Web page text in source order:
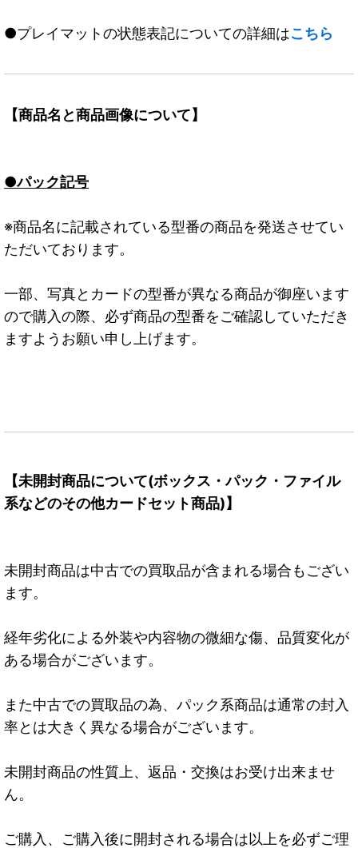
●プレイマットの状態表記についての詳細はこちら
【商品名と商品画像について】
●パック記号
※商品名に記載されている型番の商品を発送させてい
ただいております。
一部、写真とカードの型番が異なる商品が御座います
ので購入の際、必ず商品の型番をご確認していただき
ますようお願い申し上げます。
【未開封商品について(ボックス・パック・ファイル
系などのその他カードセット商品)】
未開封商品は中古での買取品が含まれる場合もござい
ます。
経年劣化による外装や内容物の微細な傷、品質変化が
ある場合がございます。
また中古での買取品の為、パック系商品は通常の封入
率とは大きく異なる場合がございます。
未開封商品の性質上、返品・交換はお受け出来ませ
ん。
ご購入、ご購入後に開封される場合は以上を必ずご理